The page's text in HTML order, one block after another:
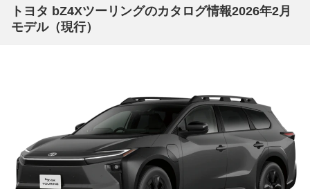
トヨタ bZ4Xツーリングのカタログ情報2026年2月
モデル（現行）